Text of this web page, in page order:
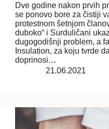
Dve godine nakon prvih
se ponovo bore za čistiji
protestnom šetnjom
duboko“ i Surduličani
dugogodišnji problem, a
Insulation, za koju tvrde
doprinosi…
21.06.2021